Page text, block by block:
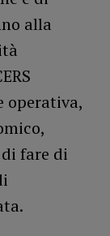
alla
operativa,
fare di